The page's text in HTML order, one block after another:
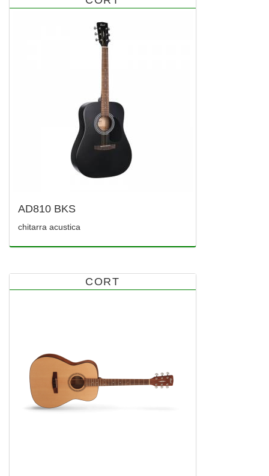
AD810 BKS
chitarra acustica
CORT